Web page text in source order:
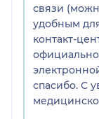
связи
удобным
контакт-
спасибо. С